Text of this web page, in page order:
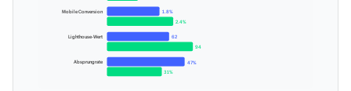
Mobile Conversion
1.8%
2.4%
Lighthouse-Wert
62
94
Absprungrate
47%
31%